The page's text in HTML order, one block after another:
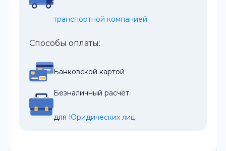
транспортной компанией
Способы оплаты:
Банковской картой
Безналичный расчёт
для Юридических лиц